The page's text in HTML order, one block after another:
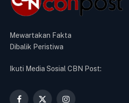
Mewartakan Fakta
Dibalik Peristiwa
Ikuti Media Sosial CBN Post: